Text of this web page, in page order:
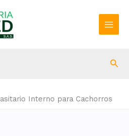
Interno para Cachorros